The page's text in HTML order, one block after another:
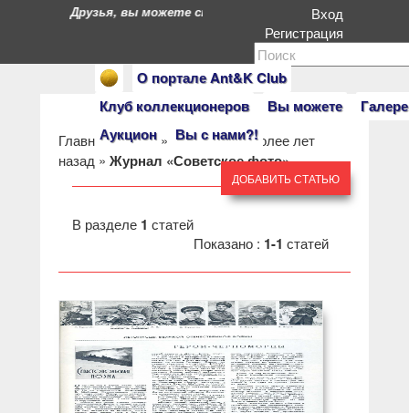
О портале Ant&K Club
Клуб коллекционеров
Вы можете
Аукцион
Вы с нами?!
Друзья, вы можете стать героями нашего портала.
Вход
Регистрация
Главная»Клуб » Пресса 50 и более лет
назад » Журнал «Советское фото»
ДОБАВИТЬ СТАТЬЮ
В разделе 1 статей
Показано : 1-1 статей